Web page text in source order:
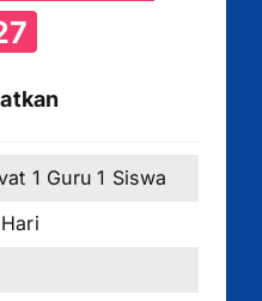
1 Guru 1 Siswa